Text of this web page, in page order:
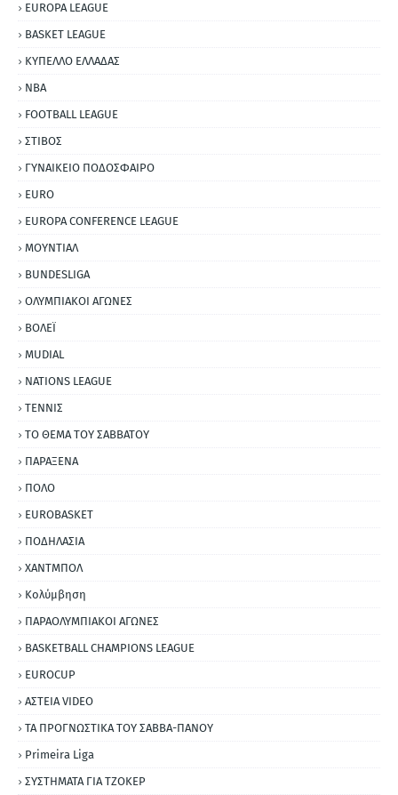
EUROPA LEAGUE
BASKET LEAGUE
ΚΥΠΕΛΛΟ ΕΛΛΑΔΑΣ
NBA
FOOTBALL LEAGUE
ΣΤΙΒΟΣ
ΓΥΝΑΙΚΕΙΟ ΠΟΔΟΣΦΑΙΡΟ
EURO
EUROPA CONFERENCE LEAGUE
ΜΟΥΝΤΙΑΛ
BUNDESLIGA
ΟΛΥΜΠΙΑΚΟΙ ΑΓΩΝΕΣ
ΒΟΛΕΪ
MUDIAL
NATIONS LEAGUE
ΤΕΝΝΙΣ
ΤΟ ΘΕΜΑ ΤΟΥ ΣΑΒΒΑΤΟΥ
ΠΑΡΑΞΕΝΑ
ΠΟΛΟ
EUROBASKET
ΠΟΔΗΛΑΣΙΑ
ΧΑΝΤΜΠΟΛ
Κολύμβηση
ΠΑΡΑΟΛΥΜΠΙΑΚΟΙ ΑΓΩΝΕΣ
BASKETBALL CHAMPIONS LEAGUE
EUROCUP
ΑΣΤΕΙΑ VIDEO
ΤΑ ΠΡΟΓΝΩΣΤΙΚΑ ΤΟΥ ΣΑΒΒΑ-ΠΑΝΟΥ
Primeira Liga
ΣΥΣΤΗΜΑΤΑ ΓΙΑ ΤΖΟΚΕΡ